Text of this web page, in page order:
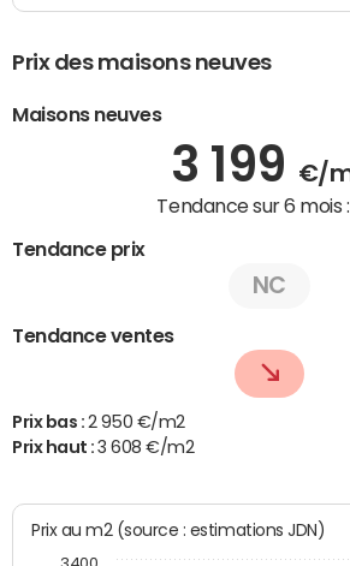
Prix des maisons neuves
Maisons neuves
3 199 €/
Tendance sur 6 mois :
Tendance prix
NC
Tendance ventes
Prix bas : 2 950 €/m2
Prix haut :3 608 €/m2
Prix au m2 (source : estimations JDN)
3400